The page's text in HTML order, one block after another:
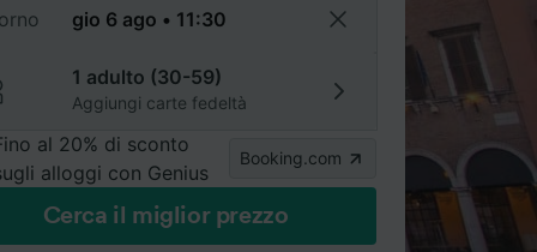
1 adulto (30-59)
Aggiungi carte fedeltà
al 20% di sconto
alloggi con Genius
Booking.com
Cerca il miglior prezzo